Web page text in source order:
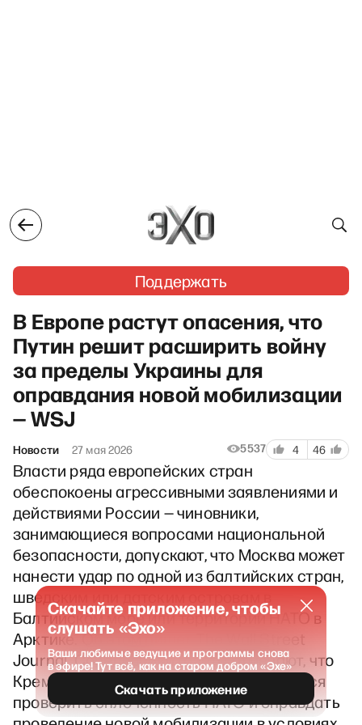
Поддержать
В Европе растут опасения, что
Путин решит расширить войну
за пределы Украины для
оправдания новой мобилизации
— WSJ
Новости 27 мая 2026 5537 4 46
Власти ряда европейских стран
обеспокоены агрессивными заявлениями и
действиями России — чиновники,
занимающиеся вопросами национальной
безопасности, допускают, что Москва может
нанести удар по одной из балтийских стран,
шведским или датским островам в
Балтийском море или территории НАТО в
Арктике. Об этомпишет
The Wall Street
Journal. Собеседники газеты отмечают, что
Кремль таким образом может попытаться
проверить сплочённость НАТО и оправдать
Скачайте приложение, чтобы
слушать «Эхо»
Ваши любимые ведущие и программы снова
в эфире! Тут всё, как на старом добром «Эхе»
Скачать приложение